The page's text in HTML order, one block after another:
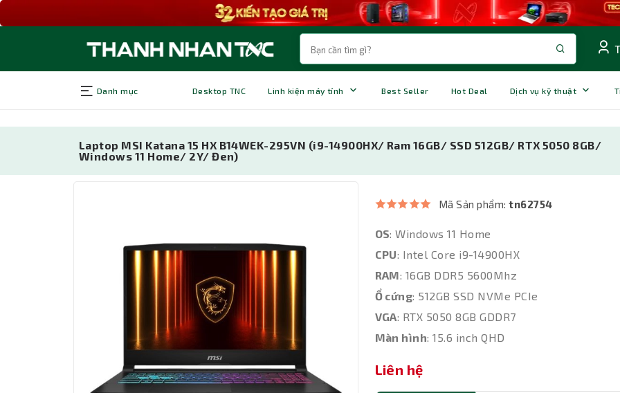
Danh mục Desktop TNC Linh kiện máy tính Best Seller Hot Deal Dịch vụ kỹ thuật
Laptop MSI Katana 15 HX B14WEK-295VN (i9-14900HX/ Ram 16GB/ SSD 512GB/ RTX 5050 8GB/
Windows 11 Home/ 2Y/ Đen)
Mã Sản phẩm:tn62754
OS: Windows 11 Home
CPU: Intel Core i9-14900HX
RAM: 16GB DDR5 5600Mhz
Ổ cứng: 512GB SSD NVMe PCIe
VGA: RTX 5050 8GB GDDR7
Màn hình: 15.6 inch QHD
Liên hệ